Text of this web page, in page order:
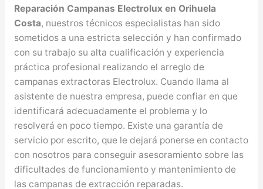
Reparación Campanas Electrolux en Orihuela
Costa, nuestros técnicos especialistas han sido
sometidos a una estricta selección y han confirmado
con su trabajo su alta cualificación y experiencia
práctica profesional realizando el arreglo de
campanas extractoras Electrolux. Cuando llama al
asistente de nuestra empresa, puede confiar en que
identificará adecuadamente el problema y lo
resolverá en poco tiempo. Existe una garantía de
servicio por escrito, que le dejará ponerse en contacto
con nosotros para conseguir asesoramiento sobre las
dificultades de funcionamiento y mantenimiento de
las campanas de extracción reparadas.